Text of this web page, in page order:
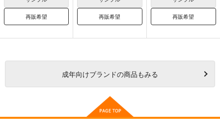
再販希望 再販希望 再販希望
成年向けブランドの商品もみる